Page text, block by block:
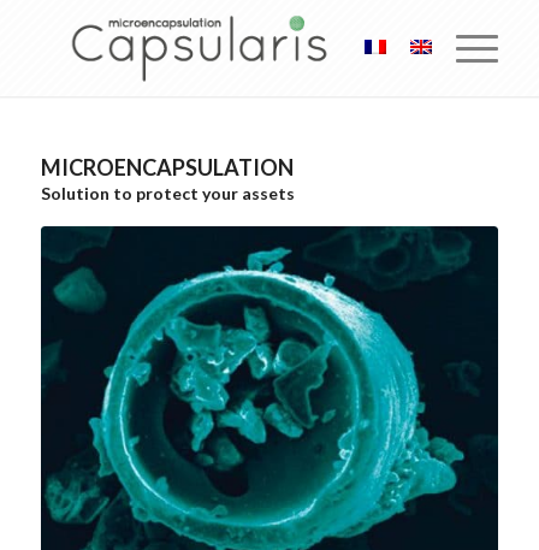
MICROENCAPSULATION
Solution to protect your assets